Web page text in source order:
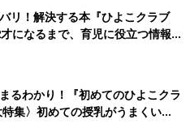
リ！解決する本『ひよこクラブ
になるまで、育児に役立つ情報が
るわかり！『初めてのひよこクラ
集〉初めての授乳がうまくい